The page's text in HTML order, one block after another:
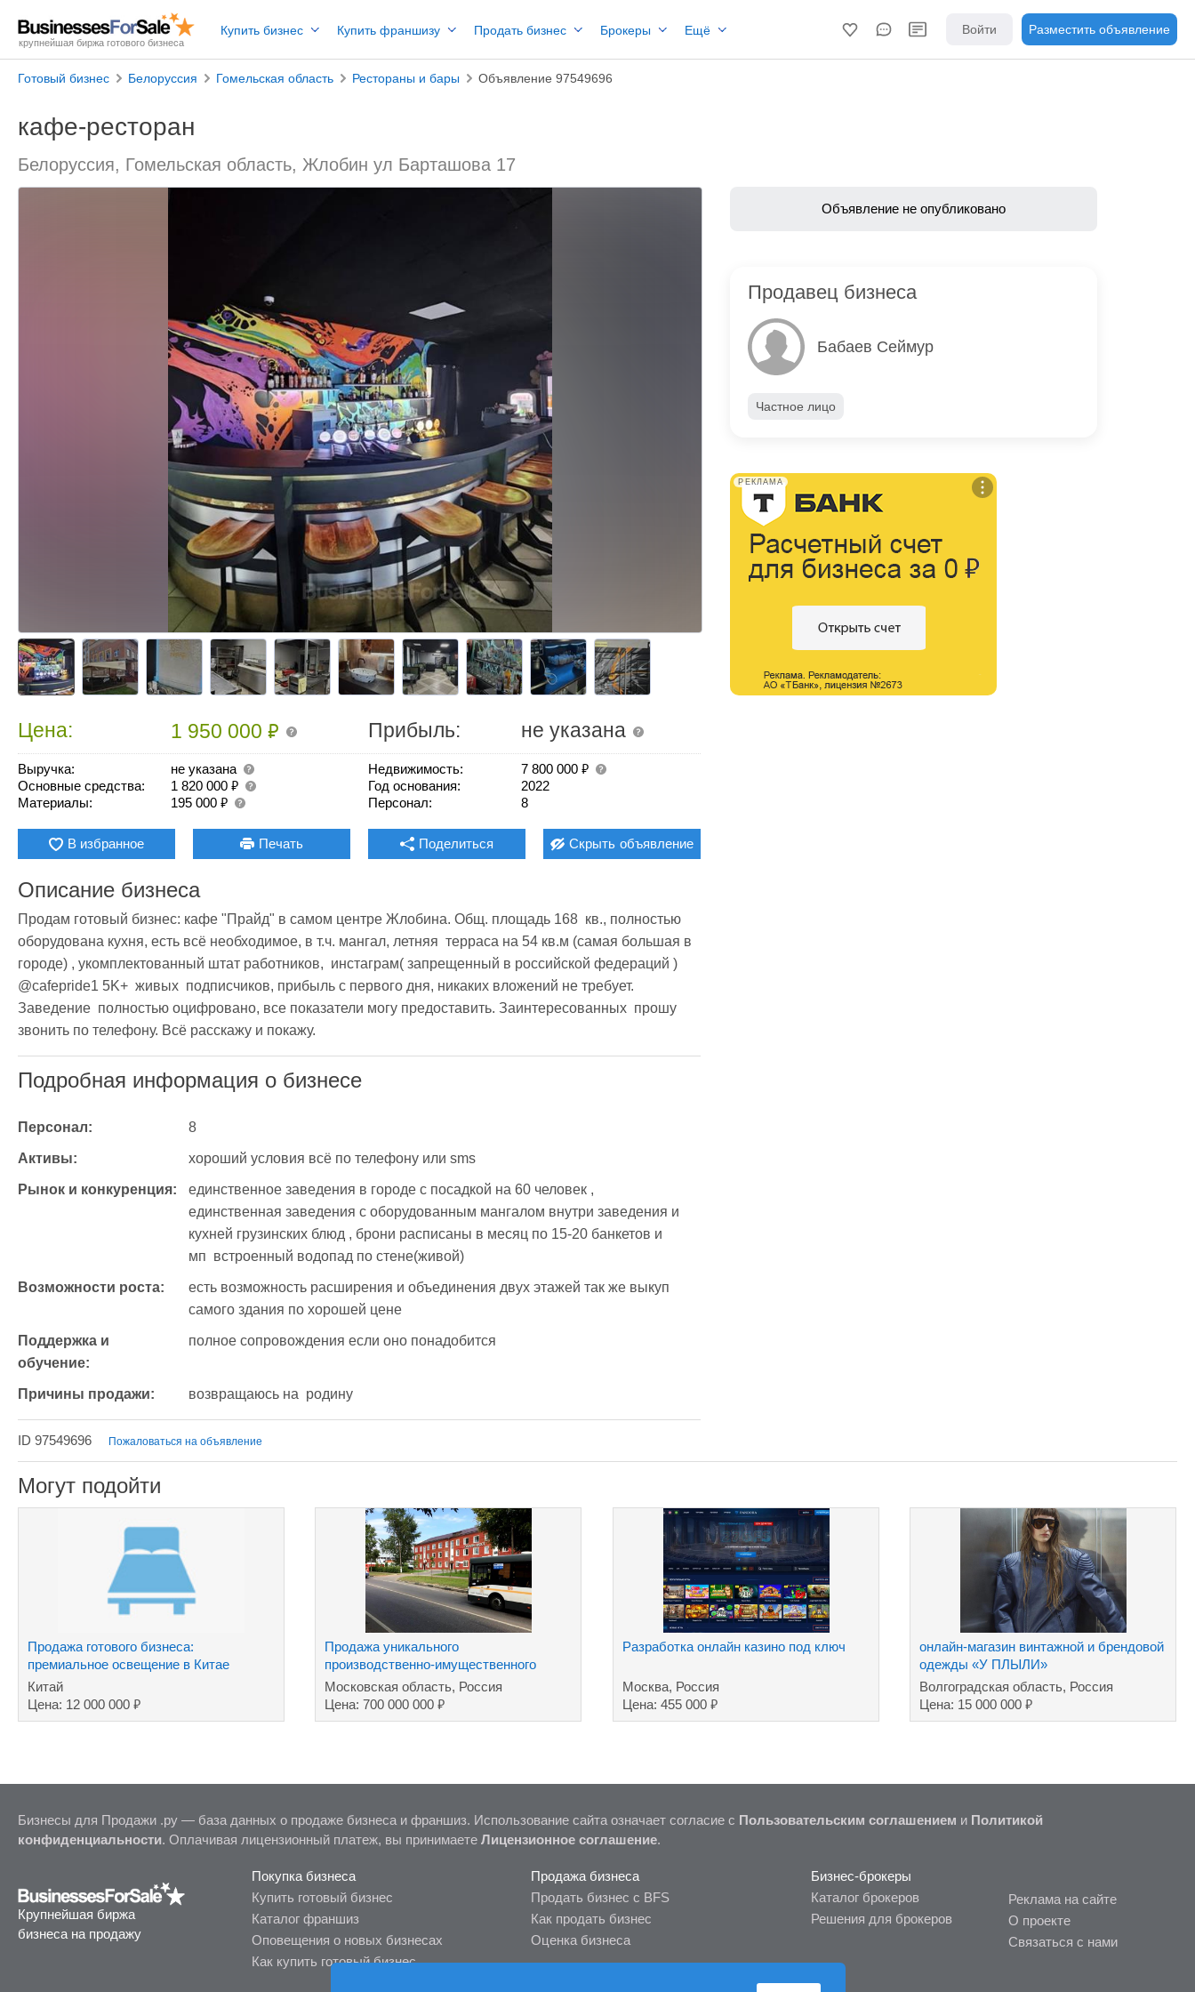
крупнейшая биржа готового бизнеса
Купить бизнес Купить франшизу Продать бизнес Брокеры Ещё Войти Разместить объявление
Готовый бизнес Белоруссия Гомельская область Рестораны и бары Объявление 97549696
кафе-ресторан
Белоруссия, Гомельская область, Жлобин ул Барташова 17
Цена: 1 950 000₽ Прибыль: не указана
Выручка:
не указана
Основные средства:
1 820 000₽
Материалы: 195 000₽
Недвижимость: 7 800 000 ₽
Год основания:
2022
Персонал:
8
В избранное Печать Поделиться Скрыть объявление
Описание бизнеса
Продам готовый бизнес: кафе "Прайд" в самом центре Жлобина. Общ. площадь 168  кв., полностью
оборудована кухня, есть всё необходимое, в т.ч. мангал, летняя  терраса на 54 кв.м (самая большая в
городе) , укомплектованный штат работников,  инстаграм( запрещенный в российской федераций )
@cafepride1 5K+  живых  подписчиков, прибыль с первого дня, никаких вложений не требует.
Заведение  полностью оцифровано, все показатели могу предоставить. Заинтересованных  прошу
звонить по телефону. Всё расскажу и покажу.
Подробная информация о бизнесе
Персонал: 8
Активы: хороший условия всё по телефону или sms
Рынок и конкуренция:
единственное заведения в городе с посадкой на 60 человек ,
единственная заведения с оборудованным мангалом внутри заведения и
кухней грузинских блюд , брони расписаны в месяц по 15-20 банкетов и
мп  встроенный водопад по стене(живой)
Возможности роста:
есть возможность расширения и объединения двух этажей так же выкуп
самого здания по хорошей цене
Поддержка и
обучение:
полное сопровождения если оно понадобится
Причины продажи: возвращаюсь на  родину
Объявление не опубликовано
Продавец бизнеса
Бабаев Сеймур
Частное лицо
РЕКЛАМА
ID 97549696 Пожаловаться на объявление
Могут подойти
Продажа готового бизнеса:
премиальное освещение в Китае
Китай
Цена: 12 000 000 ₽
Продажа уникального
производственно-имущественного
комплекса
Московская область, Россия
Цена: 700 000 000₽
Разработка онлайн казино под ключ
Москва, Россия
Цена: 455 000 ₽
онлайн-магазин винтажной и брендовой
одежды «У ПЛЫЛИ»
Волгоградская область, Россия
Цена: 15 000 000₽
Бизнесы для Продажи .ру — база данных о продаже бизнеса и франшиз. Использование сайта означает согласие с Пользовательским соглашением и Политикой
конфиденциальности. Оплачивая лицензионный платеж, вы принимаете Лицензионное соглашение.
Крупнейшая биржа
бизнеса на продажу
Покупка бизнеса
Купить готовый бизнес
Каталог франшиз
Оповещения о новых бизнесах
Как купить готовый бизнес
Продажа бизнеса
Продать бизнес с BFS
Как продать бизнес
Оценка бизнеса
Бизнес-брокеры
Каталог брокеров
Решения для брокеров
Реклама на сайте
О проекте
Связаться с нами